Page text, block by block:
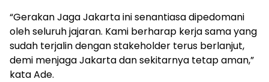
“Gerakan Jaga Jakarta ini senantiasa dipedomani
oleh seluruh jajaran. Kami berharap kerja sama yang
sudah terjalin dengan stakeholder terus berlanjut,
demi menjaga Jakarta dan sekitarnya tetap aman,”
kata Ade.